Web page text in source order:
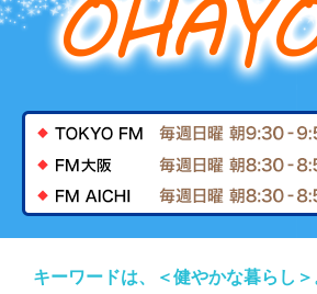
キーワードは、＜健やかな暮らし＞